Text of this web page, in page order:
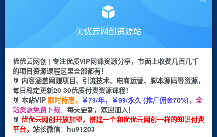
会员专属推广链接
挂机 项目
脚本卡密
APP下载
GO
首页 创业课程 会员免费 正文
AI电影创作，AI影视创作全套完整课程
优优云网创资源站
优优云网创 | 专注优质VIP网课资源分享，市面上收费几百几千
的项目资源课程这里全部都有！
🔰 内容涵盖网赚项目、引流技术、电商运营、脚本源码等资源，
每日稳定更新20-30优质付费资源课程！
🔰 本站VIP 限时特惠， ￥79/年，￥99/永久 (推广佣金70%)， 全
站资源免费下载， 每天更新，欢迎加入！
🔰 优优云网创开放加盟，搭建一个和优优云网创一样的知识付费
平台， 站长微信：hu91203